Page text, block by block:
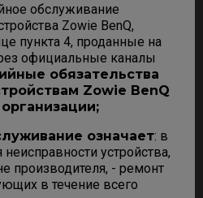
обслуживание
Zowie BenQ,
пункта 4, проданные на
официальные каналы
обязательства
Zowie BenQ
означает: в
устройства,
производителя, - ремонт
в течение всего